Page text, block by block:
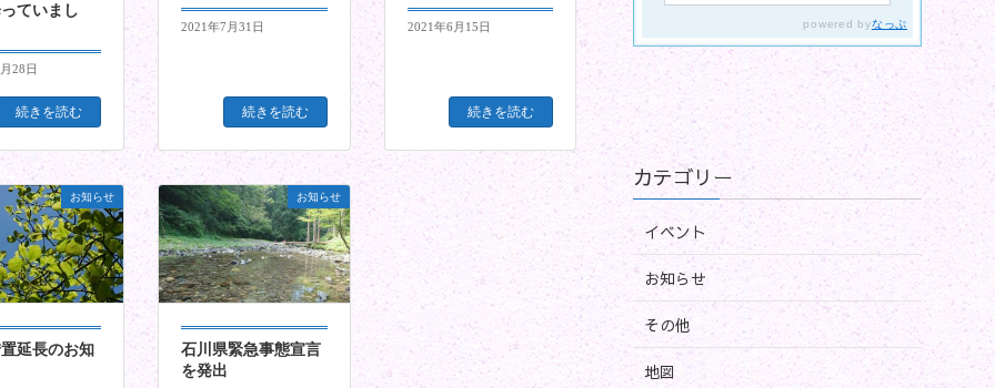
ていまし
28日
続きを読む
2021年7月31日
続きを読む
2021年6月15日
続きを読む
お知らせ
延長のお知
お知らせ
石川県緊急事態宣言
を発出
カテゴリー
イベント
お知らせ
その他
地図